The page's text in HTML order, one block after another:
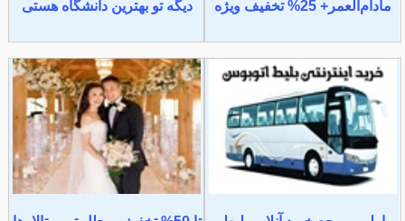
مادام‌العمر+ 25% تخفیف ویژه
دیگه تو بهترین دانشگاه هستی